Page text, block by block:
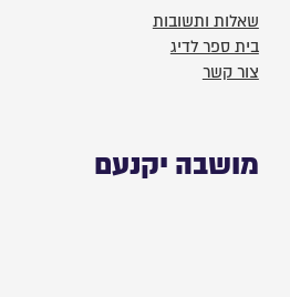
שאלות ותשובות
בית ספר לדיג
צור קשר
מושבה יקנעם